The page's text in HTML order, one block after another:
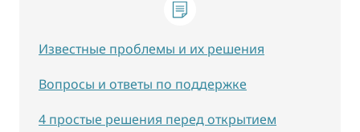
Известные проблемы и их решения
Вопросы и ответы по поддержке
4 простые решения перед открытием